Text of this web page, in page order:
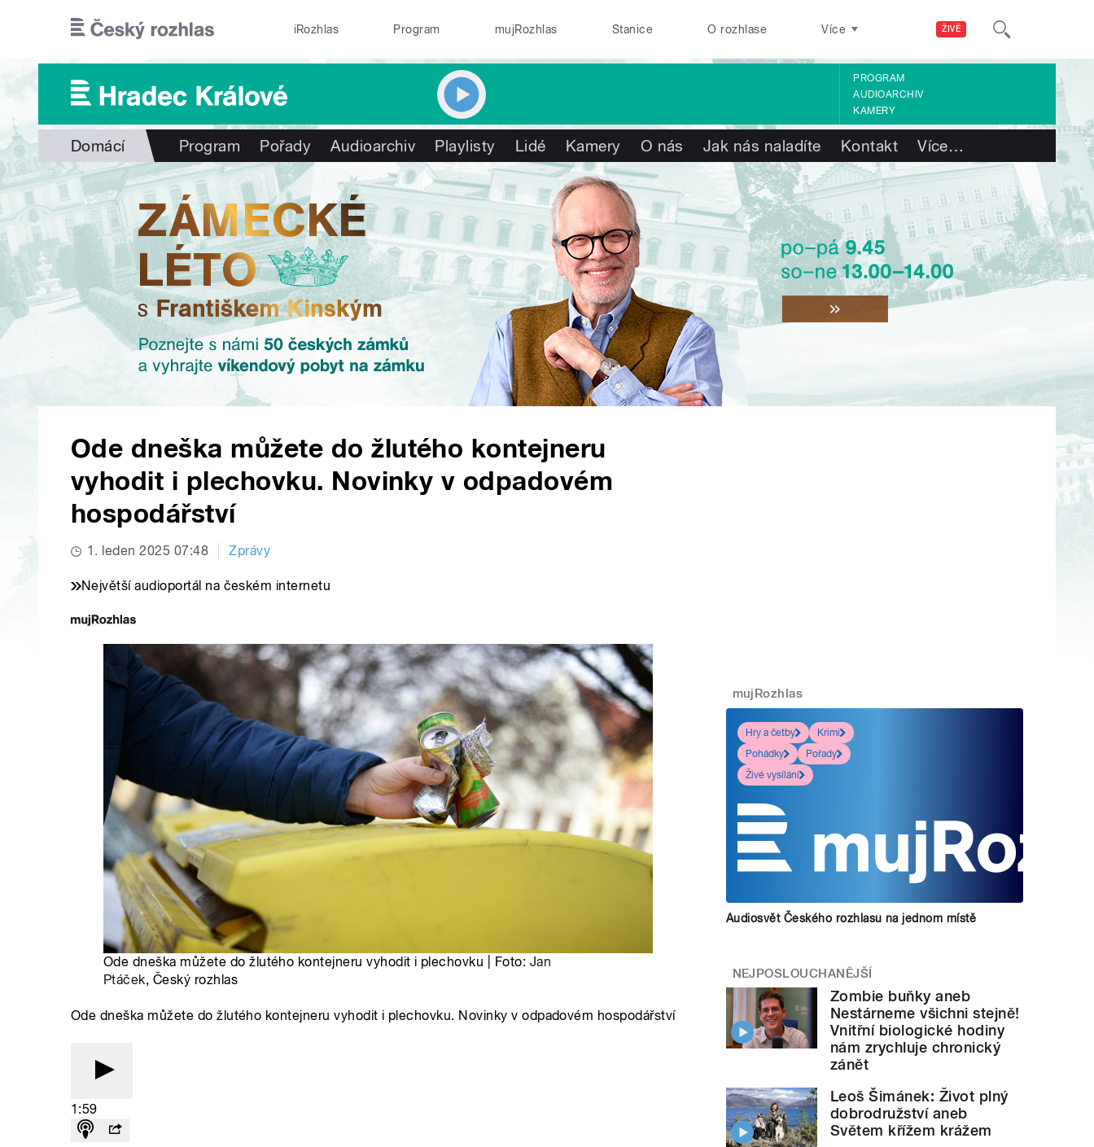
ŽIVĚ
iRozhlas Program mujRozhlas Stanice O rozhlase Více
PROGRAM
AUDIOARCHIV
KAMERY
Domácí Program Pořady Audioarchiv Playlisty Lidé Kamery O nás Jak nás naladíte Kontakt Více…
Ode dneška můžete do žlutého kontejneru
vyhodit i plechovku. Novinky v odpadovém
hospodářství
1. leden 2025 07:48 Zprávy
Největší audioportál na českém internetu
Ode dneška můžete do žlutého kontejneru vyhodit i plechovku | Foto: Jan
Ptáček, Český rozhlas
Ode dneška můžete do žlutého kontejneru vyhodit i plechovku. Novinky v odpadovém hospodářství
1:59
mujRozhlas
Hry a četby
Krimi
Pohádky
Pořady
Živé vysílání
Audiosvět Českého rozhlasu na jednom místě
NEJPOSLOUCHANĚJŠÍ
Zombie buňky aneb
Nestárneme všichni stejně!
Vnitřní biologické hodiny
nám zrychluje chronický
zánět
Leoš Šimánek: Život plný
dobrodružství aneb
Světem křížem krážem